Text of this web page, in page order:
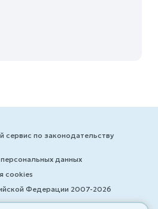
сервис по законодательству
данных
cookies
Федерации 2007-2026